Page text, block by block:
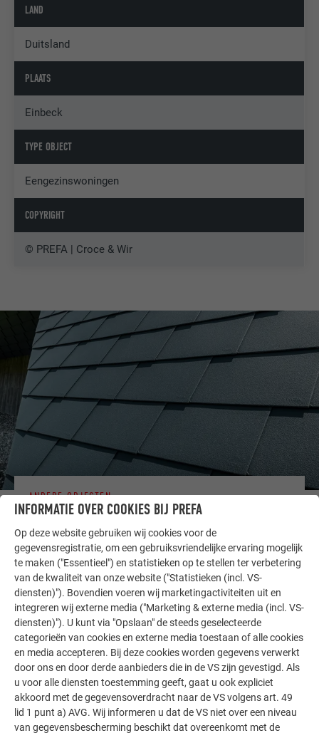
LAND
Duitsland
PLAATS
Einbeck
TYPE OBJECT
Eengezinswoningen
COPYRIGHT
© PREFA | Croce & Wir
LAAT U INSPIREREN
ANDERE OBJECTEN
De PREFA referentiegallerij laat zien hoe veelzijdig
aluminium kan worden toegepast. Ontdek meer
indrukwekkende projecten met de duurzame PREFA
aluminiumoplossingen voor dak, zonne-energie en
gevel.
MEER REFERENTIES BEKIJKEN
INFORMATIE OVER COOKIES BIJ PREFA
Op deze website gebruiken wij cookies voor de
gegevensregistratie, om een gebruiksvriendelijke ervaring mogelijk
te maken ("Essentieel") en statistieken op te stellen ter verbetering
van de kwaliteit van onze website ("Statistieken (incl. VS-
diensten)"). Bovendien voeren wij marketingactiviteiten uit en
integreren wij externe media ("Marketing & externe media (incl. VS-
diensten)"). U kunt via "Opslaan" de steeds geselecteerde
categorieën van cookies en externe media toestaan of alle cookies
en media accepteren. Bij deze cookies worden gegevens verwerkt
door ons en door derde aanbieders die in de VS zijn gevestigd. Als
u voor alle diensten toestemming geeft, gaat u ook expliciet
akkoord met de gegevensoverdracht naar de VS volgens art. 49
lid 1 punt a) AVG. Wij informeren u dat de VS niet over een niveau
van gegevensbescherming beschikt dat overeenkomt met de